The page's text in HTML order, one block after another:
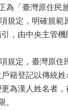
為「臺灣原住民
規定，明確規範
，由中央主管
規定，臺灣原住
籍登記以傳統
為漢人姓名者
。